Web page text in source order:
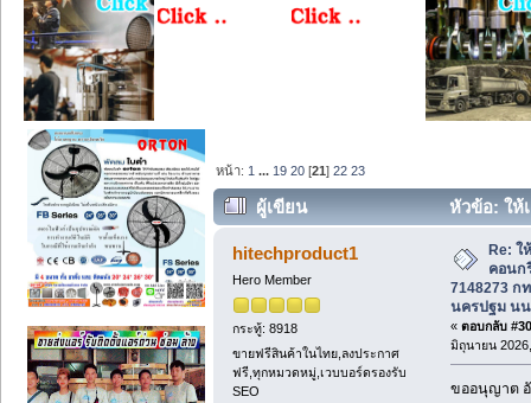
หน้า: 1 ... 19 20 [21]22 23
ผู้เขียน
หัวข้อ: ให้
กทม. ชลบุรี ปทุมธานี นครปฐม นนทบุรี.
hitechproduct1
Hero Member
กระทู้: 8918
ขายฟรีสินค้าในไทย,ลงประกาศ
ฟรี,ทุกหมวดหมู่,เวบบอร์ดรองรับ
SEO
Re: ใ
คอนก
7148273 ก
นครปฐม น
« ตอบกลับ
มิถุนายน
ขออนุญาต